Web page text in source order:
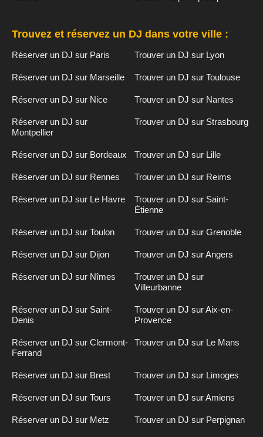
Trouvez et réservez un DJ dans votre ville :
Réserver un DJ sur Paris Trouver un DJ sur Lyon
Réserver un DJ sur Marseille Trouver un DJ sur Toulouse
Réserver un DJ sur Nice Trouver un DJ sur Nantes
Réserver un DJ sur
Montpellier
Trouver un DJ sur Strasbourg
Réserver un DJ sur Bordeaux Trouver un DJ sur Lille
Réserver un DJ sur Rennes Trouver un DJ sur Reims
Réserver un DJ sur Le Havre
Trouver un DJ sur Saint-
Étienne
Réserver un DJ sur Toulon Trouver un DJ sur Grenoble
Réserver un DJ sur Dijon Trouver un DJ sur Angers
Réserver un DJ sur Nîmes
Trouver un DJ sur
Villeurbanne
Réserver un DJ sur Saint-
Denis
Trouver un DJ sur Aix-en-
Provence
Réserver un DJ sur Clermont-
Ferrand
Trouver un DJ sur Le Mans
Réserver un DJ sur Brest Trouver un DJ sur Limoges
Réserver un DJ sur Tours Trouver un DJ sur Amiens
Réserver un DJ sur Metz Trouver un DJ sur Perpignan